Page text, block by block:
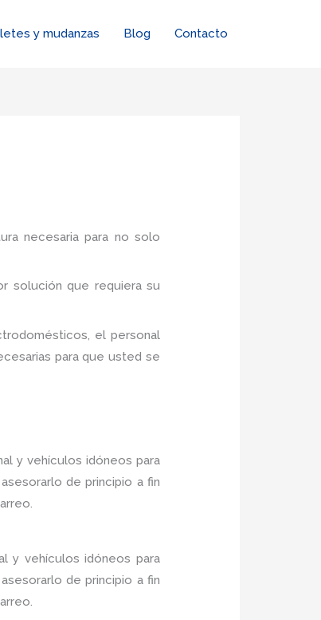
y mudanzas Blog Contacto
necesaria para no solo
solución que requiera su
el personal
para que usted se
y vehículos idóneos para
de principio a fin
y vehículos idóneos para
de principio a fin